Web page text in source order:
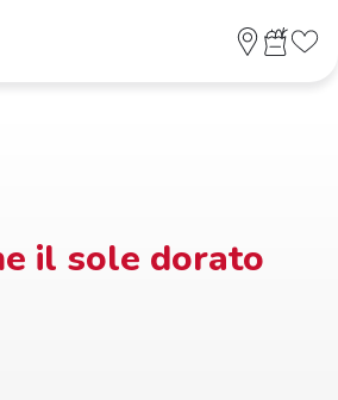
il sole dorato